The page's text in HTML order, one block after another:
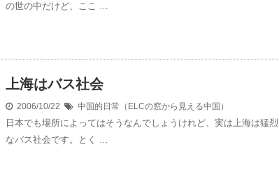
の世の中だけど、ここ …
上海はバス社会
2006/10/22 中国的日常（ELCの窓から見える中国）
日本でも場所によってはそうなんでしょうけれど、実は上海は猛烈
なバス社会です。とく …